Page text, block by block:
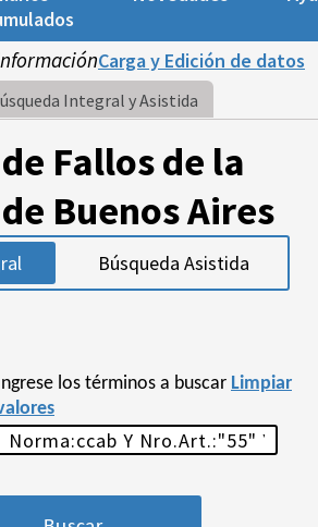
Carga y Edición de datos
Integral y Asistida
Fallos de la
Buenos Aires
Búsqueda Asistida
los términos a buscar Limpiar